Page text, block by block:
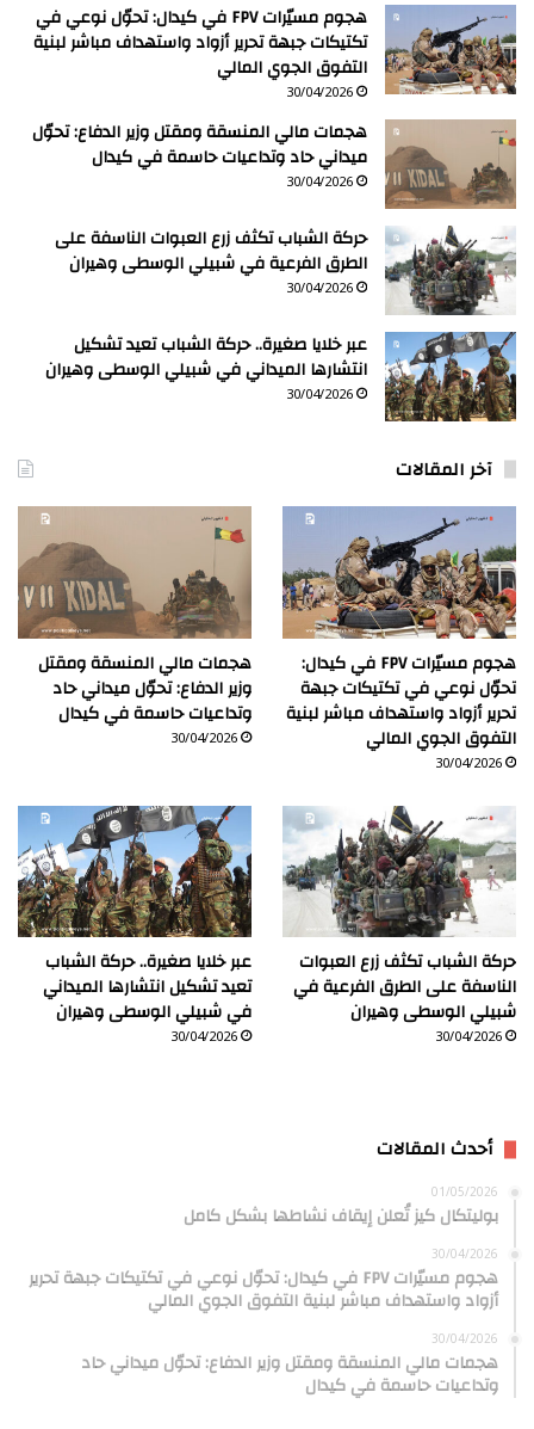
هجوم مسيّرات FPV في كيدال: تحوّل نوعي في
تكتيكات جبهة تحرير أزواد واستهداف مباشر لبنية
التفوق الجوي المالي
30/04/2026
هجمات مالي المنسقة ومقتل وزير الدفاع: تحوّل
ميداني حاد وتداعيات حاسمة في كيدال
30/04/2026
حركة الشباب تكثف زرع العبوات الناسفة على
الطرق الفرعية في شبيلي الوسطى وهيران
30/04/2026
عبر خلايا صغيرة.. حركة الشباب تعيد تشكيل
انتشارها الميداني في شبيلي الوسطى وهيران
30/04/2026
آخر المقالات
هجوم مسيّرات FPV في كيدال:
تحوّل نوعي في تكتيكات جبهة
تحرير أزواد واستهداف مباشر لبنية
التفوق الجوي المالي
30/04/2026
هجمات مالي المنسقة ومقتل
وزير الدفاع: تحوّل ميداني حاد
وتداعيات حاسمة في كيدال
30/04/2026
حركة الشباب تكثف زرع العبوات
الناسفة على الطرق الفرعية في
شبيلي الوسطى وهيران
30/04/2026
عبر خلايا صغيرة.. حركة الشباب
تعيد تشكيل انتشارها الميداني
في شبيلي الوسطى وهيران
30/04/2026
أحدث المقالات
01/05/2026
بوليتكال كيز تُعلن إيقاف نشاطها بشكل كامل
30/04/2026
هجوم مسيّرات FPV في كيدال: تحوّل نوعي في تكتيكات جبهة تحرير
أزواد واستهداف مباشر لبنية التفوق الجوي المالي
30/04/2026
هجمات مالي المنسقة ومقتل وزير الدفاع: تحوّل ميداني حاد
وتداعيات حاسمة في كيدال